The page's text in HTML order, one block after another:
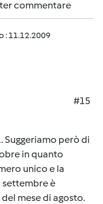
commentare
: 11.12.2009
#15
Suggeriamo però di
in quanto
unico e la
settembre è
mese di agosto.